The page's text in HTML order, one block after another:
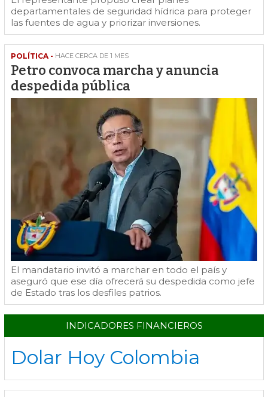
departamentales de seguridad hídrica para proteger
las fuentes de agua y priorizar inversiones.
POLÍTICA - HACE CERCA DE 1 MES
Petro convoca marcha y anuncia
despedida pública
El mandatario invitó a marchar en todo el país y
aseguró que ese día ofrecerá su despedida como jefe
de Estado tras los desfiles patrios.
INDICADORES FINANCIEROS
Dolar Hoy Colombia